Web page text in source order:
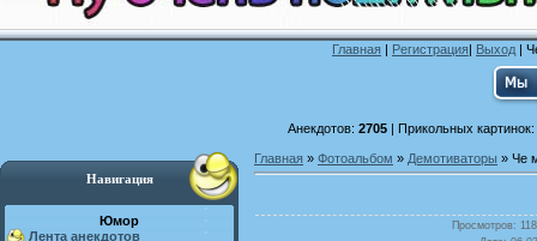
Главная | Регистрация| Выход |
Анекдотов: 2705| Прикольных картинок:
Навигация
Юмор
Лента анекдотов
Главная » Фотоальбом » Демотиваторы » Че
Просмотров: